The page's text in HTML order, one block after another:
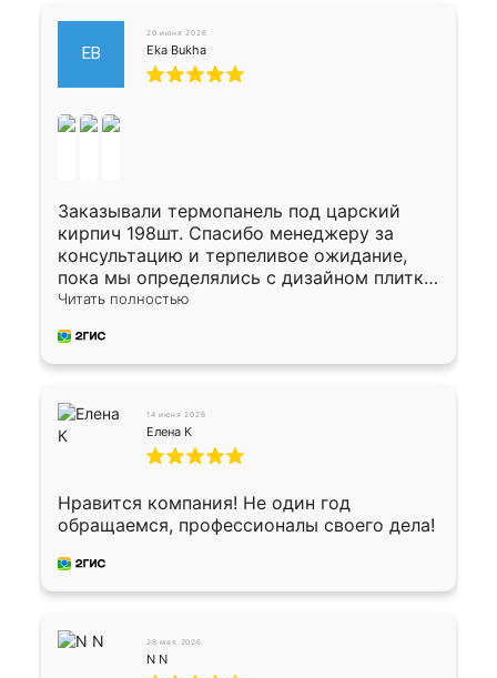
EB
20 июня 2026
Eka Bukha
Заказывали термопанель под царский
кирпич 198шт. Спасибо менеджеру за
консультацию и терпеливое ожидание,
пока мы определялись с дизайном плитки.
Исполнен заказ в срок, спасибо
предоплата наличкой 50%. Накануне с
водителем договорились о доставке в
Окончательный расчет при получении.
Огромная благодарность водителю, помог
выгрузить. Получили коробку плитки на
Осталось дело за малым-монтировать)))
Подарили два больших вазона трапеция
из архитектурного бетона-красота.
Читать полностью
14 июня 2026
Елена К
Нравится компания! Не один год
обращаемся, профессионалы своего дела!
28 мая 2026
N N